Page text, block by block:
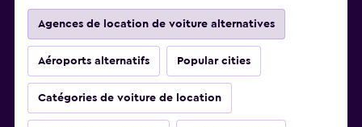
Agences de location de voiture alternatives
Aéroports alternatifs Popular cities
Catégories de voiture de location